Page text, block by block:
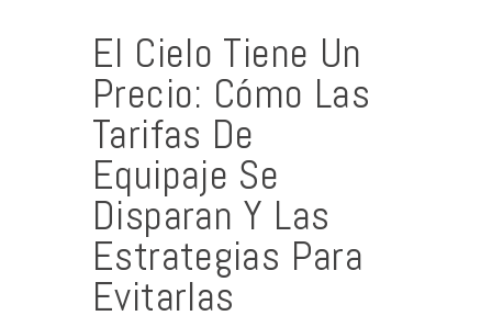
El Cielo Tiene Un
Precio: Cómo Las
Tarifas De
Equipaje Se
Disparan Y Las
Estrategias Para
Evitarlas